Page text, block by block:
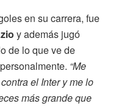
en su carrera, fue
y además jugó
de lo que ve de
“Me
el Inter y me lo
más grande que